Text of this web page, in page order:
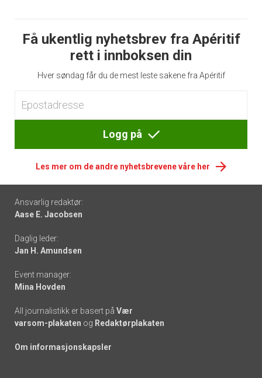
Få ukentlig nyhetsbrev fra Apéritif
rett i innboksen din
Hver søndag får du de mest leste sakene fra Apéritif
Logg på
Les mer om de andre nyhetsbrevene våre her
Footer
-
links
Ansvarlig redaktør:
Aase E. Jacobsen
Daglig leder:
Jan H. Amundsen
Event manager:
Mina Hovden
All journalistikk er basert på Vær
varsom-plakaten og Redaktørplakaten
Om informasjonskapsler